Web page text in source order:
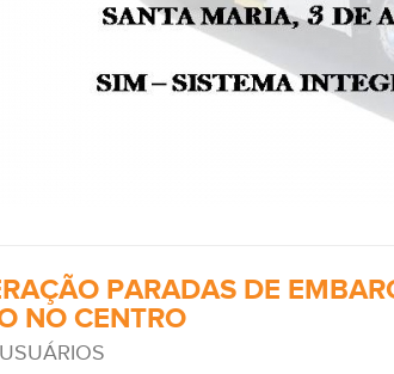
PARADAS DE
NO CENTRO